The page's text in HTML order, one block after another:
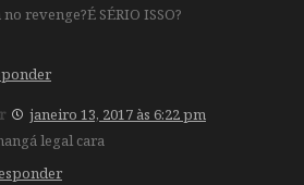
revenge?É SÉRIO ISSO?
janeiro 13, 2017 às 6:22 pm
legal cara